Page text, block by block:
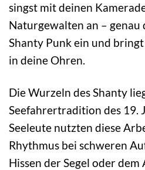
singst mit deinen
Naturgewalten an – genau
Shanty Punk ein und
in deine Ohren.
Die Wurzeln des Shanty
Seefahrertradition des 19.
Seeleute nutzten diese
Rhythmus bei schweren
Hissen der Segel oder